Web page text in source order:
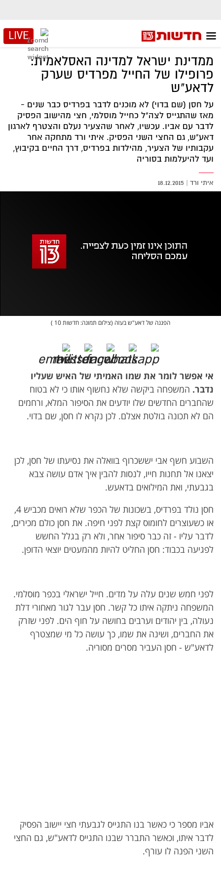
LIVE
ממדינת ישראל למדינה האסלאמית:
פרופילו של החייל מפרדיס שערק
לדאע"ש
על חסן (שם בדוי) לא מוכנים לדבר בפרדיס כבר שנים -
מאז שהתגייס לצה"ל כחייל מוסלמי, חצי מהישוב הפסיק
לדבר עם אביו. עכשיו, לאחר שהצעיר נעלם והצטרף לארגון
דאע"ש, גם החצי השני הפסיק. איתי ורד מתחקה אחר
עקבותיו של הצעיר, מהילדות בפרדיס, דרך החיים בקיבוץ,
ועד להיעלמות בסוריה
איתי ורד |
18.12.2015
הפגנה של דאע"ש בעזה (צילום תמונה: חדשות 10 )
אי אפשר לומר את שמו האמיתי של האיש שעליו
נדבר. המשפחה ביקשה שלא נחשוף אותו כי לא בטוח
שהחברים החדשים שלו יודעים את הסיפור המלא, ורחמים
הם לא תכונה בולטת אצלם. לכן נקרא לו חסן, שם בדוי.
השבוע חשף אבי יששכרוף בוואלה את נסיעתו של חסן, לכן
יצאנו אל תחנות חייו, לנסות להבין איך אדם עושה צבא
בגבעתי, ואת המילואים בדאעש.
חסן נולד בפרדיס, בשכונות של הכפר שלא רואים מכביש 4,
או כשעוצרים לחומוס קצת לפני חיפה. את חסן כולם מכירים,
לדבר עליו - זה כבר סיפור אחר, ולא רק בגלל החשש
לפגיעה בכבוד: חסן החליט להיות מהמעטים יוצאי הדופן.
לפני חמש שנים עלה על מדים. חייל ישראלי בכפר מוסלמי.
המשפחה ניתקה איתו כל קשר. חסן עבר לגור מאחורי דלת
נעולה, בין יהודים וערבים בחושה על חוף הים. לפני שזרק
את החברים, ושינה את שמו, כך עושה כל מי שמצטרף
לדאע"ש - חסן העביר מסרים מסוריה.
אביו מספר כי כאשר בנו התגייס לגבעתי חצי יישוב הפסיק
לדבר איתו, וכאשר התברר שבנו התגייס לדאע"ש, גם החצי
השני הפנה לו עורף.